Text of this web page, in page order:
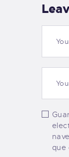
que